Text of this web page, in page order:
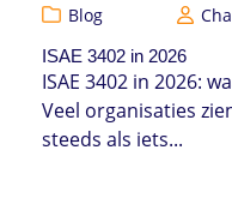
Blog
ISAE 3402 in 2026
ISAE 3402 in 2026:
Veel organisaties
steeds als iets...